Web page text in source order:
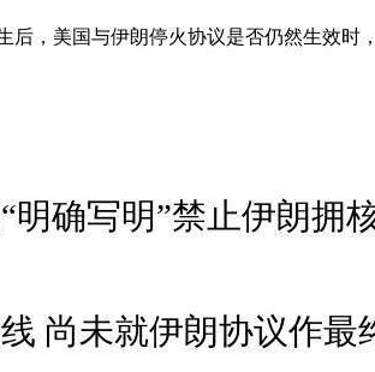
后，美国与伊朗停火协议是否仍然生效
明确写明”禁止伊朗拥
尚未就伊朗协议作最